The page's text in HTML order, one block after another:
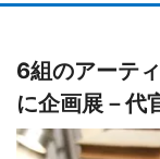
6組のアーテ
に企画展－代